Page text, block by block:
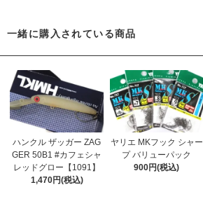
一緒に購入されている商品
ハンクル ザッガー ZAG
GER 50B1 #カフェシャ
レッドグロー【1091】
1,470円(税込)
ヤリエ MKフック シャー
プ バリューパック
900円(税込)